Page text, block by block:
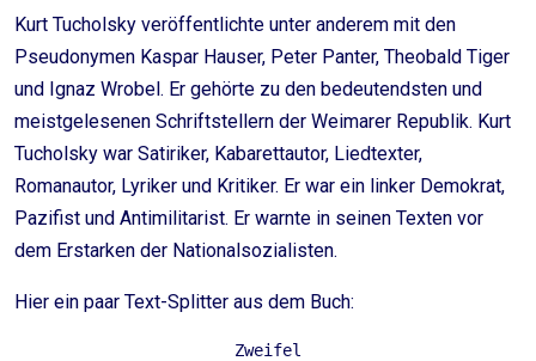
Kurt Tucholsky veröffentlichte unter anderem mit den
Pseudonymen Kaspar Hauser, Peter Panter, Theobald Tiger
und Ignaz Wrobel. Er gehörte zu den bedeutendsten und
meistgelesenen Schriftstellern der Weimarer Republik. Kurt
Tucholsky war Satiriker, Kabarettautor, Liedtexter,
Romanautor, Lyriker und Kritiker. Er war ein linker Demokrat,
Pazifist und Antimilitarist. Er warnte in seinen Texten vor
dem Erstarken der Nationalsozialisten.
Hier ein paar Text-Splitter aus dem Buch:
Zweifel